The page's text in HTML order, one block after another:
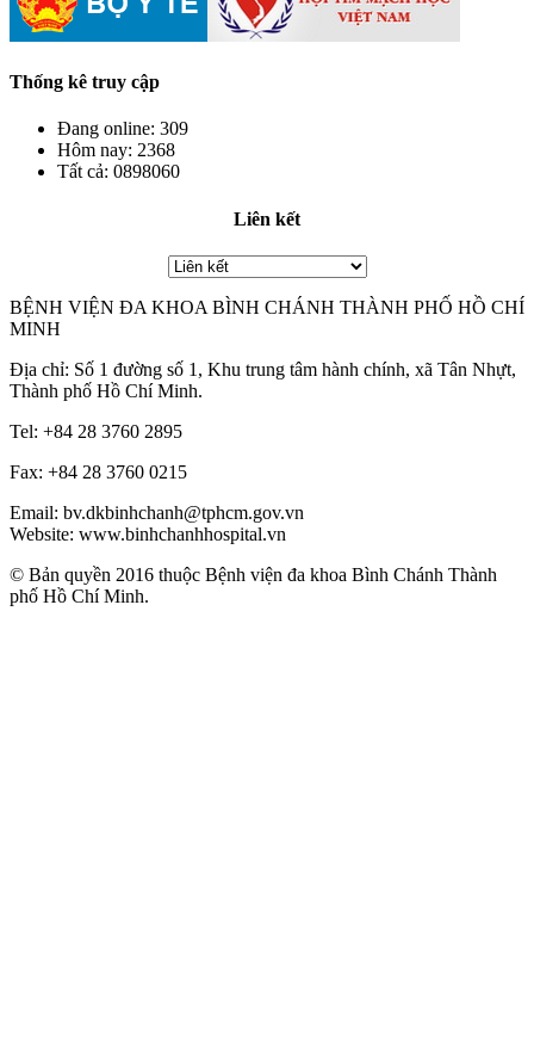
Thống kê truy cập
Đang online: 309
Hôm nay: 2368
Tất cả: 0898060
Liên kết
BỆNH VIỆN ĐA KHOA BÌNH CHÁNH THÀNH PHỐ HỒ CHÍ
MINH
Địa chỉ: Số 1 đường số 1, Khu trung tâm hành chính, xã Tân Nhựt,
Thành phố Hồ Chí Minh.
Tel: +84 28 3760 2895
Fax: +84 28 3760 0215
Email: bv.dkbinhchanh@tphcm.gov.vn
Website: www.binhchanhhospital.vn
© Bản quyền 2016 thuộc Bệnh viện đa khoa Bình Chánh Thành
phố Hồ Chí Minh.